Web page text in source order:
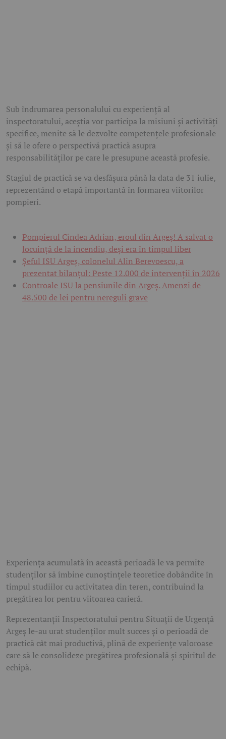
Sub îndrumarea personalului cu experiență al
inspectoratului, aceștia vor participa la misiuni și activități
specifice, menite să le dezvolte competențele profesionale
și să le ofere o perspectivă practică asupra
responsabilităților pe care le presupune această profesie.
Stagiul de practică se va desfășura până la data de 31 iulie,
reprezentând o etapă importantă în formarea viitorilor
pompieri.
Pompierul Cîndea Adrian, eroul din Argeș! A salvat o
locuință de la incendiu, deși era în timpul liber
Șeful ISU Argeș, colonelul Alin Berevoescu, a
prezentat bilanțul: Peste 12.000 de intervenții în 2026
Controale ISU la pensiunile din Argeș. Amenzi de
48.500 de lei pentru nereguli grave
Experiența acumulată în această perioadă le va permite
studenților să îmbine cunoștințele teoretice dobândite în
timpul studiilor cu activitatea din teren, contribuind la
pregătirea lor pentru viitoarea carieră.
Reprezentanții Inspectoratului pentru Situații de Urgență
Argeș le-au urat studenților mult succes și o perioadă de
practică cât mai productivă, plină de experiențe valoroase
care să le consolideze pregătirea profesională și spiritul de
echipă.